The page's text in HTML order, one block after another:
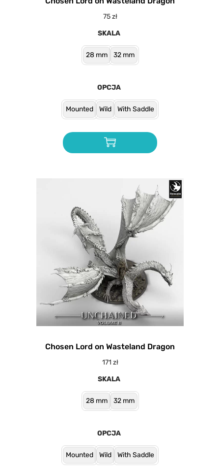
75zł
SKALA
28 mm 32 mm
OPCJA
Mounted Wild With Saddle
Chosen Lord on Wasteland Dragon
171 zł
SKALA
28 mm 32 mm
OPCJA
Mounted Wild With Saddle